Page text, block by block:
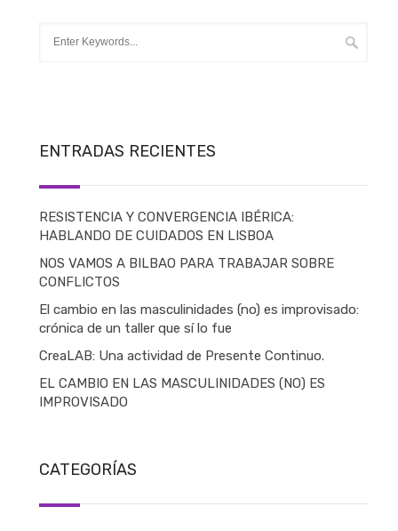
ENTRADAS RECIENTES
RESISTENCIA Y CONVERGENCIA IBÉRICA:
HABLANDO DE CUIDADOS EN LISBOA
NOS VAMOS A BILBAO PARA TRABAJAR SOBRE
CONFLICTOS
El cambio en las masculinidades (no) es improvisado:
crónica de un taller que sí lo fue
CreaLAB: Una actividad de Presente Continuo.
EL CAMBIO EN LAS MASCULINIDADES (NO) ES
IMPROVISADO
CATEGORÍAS